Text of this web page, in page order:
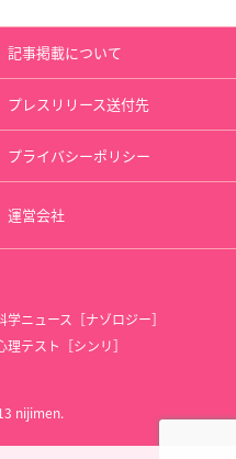
記事掲載について
プレスリリース送付先
プライバシーポリシー
運営会社
学ニュース［ナゾロジー］
理テスト［シンリ］
nijimen.